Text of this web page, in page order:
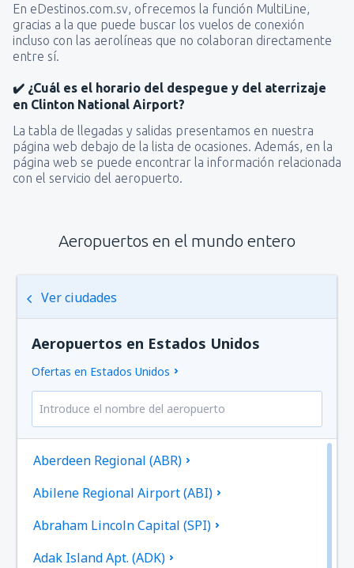
En eDestinos.com.sv, ofrecemos la función MultiLine,
gracias a la que puede buscar los vuelos de conexión
incluso con las aerolíneas que no colaboran directamente
entre sí.
✔️ ¿Cuál es el horario del despegue y del aterrizaje
en Clinton National Airport?
La tabla de llegadas y salidas presentamos en nuestra
página web debajo de la lista de ocasiones. Además, en la
página web se puede encontrar la información relacionada
con el servicio del aeropuerto.
Aeropuertos en el mundo entero
Ver ciudades
Aeropuertos en Estados Unidos
Ofertas en Estados Unidos
Aberdeen Regional (ABR)
Abilene Regional Airport (ABI)
Abraham Lincoln Capital (SPI)
Adak Island Apt. (ADK)